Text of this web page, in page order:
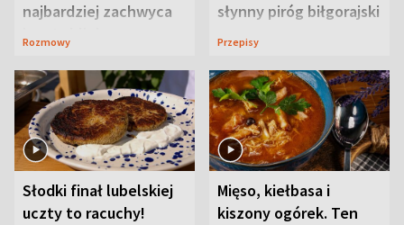
najbardziej zachwyca
ją w Lublinie
Rozmowy
słynny piróg biłgorajski
Przepisy
Słodki finał lubelskiej
uczty to racuchy!
Mięso, kiełbasa i
kiszony ogórek. Ten